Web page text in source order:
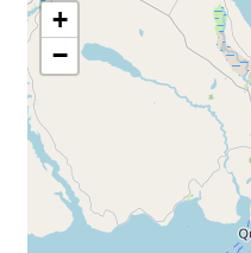
+
−